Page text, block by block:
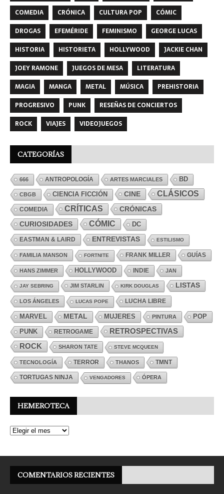
COMEDIA
CRÓNICA CULTURA POP
CÓMIC
DROGAS
EFEMÉRIDE FEMINISMO
GEORGE LUCAS
HISTORIA
HISTORIETA HOLLYWOOD
JACKIE CHAN
JOEY RAMONE
JUEGOS DE MESA
LITERATURA
MAGIA
MANGA METAL MÚSICA
PREHISTORIA
PROGRESIVO
PUNK
RESEÑAS DE CONCIERTOS
ROCK
VIAJES VIDEOJUEGOS
CATEGORÍAS
666 ANTROPOLOGÍA ARTES MARCIALES BD
CBGB CIENCIA FICCIÓN CINE CLÁSICOS
COMEDIA CRÍTICAS
CRÓNICAS
CURIOSIDADES
CÓMIC DC
EASTMAN & LAIRD ENTREVISTAS ESTILISMO
FAMILIA MANSON FORTNITE FRANK MILLER GUÍAS
HANS ZIMMER HOLLYWOOD INDIE JAN
JAY SEBRING JIM STARLIN KIRK DOUGLAS LISTAS
LOS ÁNGELES LUCAS POPE LUCHA LIBRE
MARVEL METAL MUJERES PINTURA POP
PUNK RETROGAME RETROSPECTIVAS
ROCK SHARON TATE STEVE MCQUEEN
TECNOLOGÍA TERROR THANOS TMNT
TORTUGAS NINJA VENGADORES ÓPERA
HEMEROTECA
COMENTARIOS RECIENTES